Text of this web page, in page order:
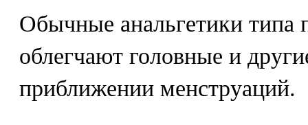
Обычные анальгетики типа
облегчают головные и
приближении менструаций.